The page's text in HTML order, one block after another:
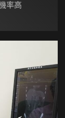
率高